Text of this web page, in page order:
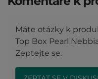
Máte otázky k
Top Box Pearl
Zeptejte se.